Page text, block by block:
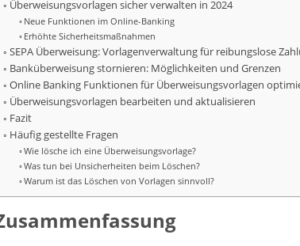
Überweisungsvorlagen sicher verwalten in 2024
Neue Funktionen im Online-Banking
Erhöhte Sicherheitsmaßnahmen
SEPA Überweisung: Vorlagenverwaltung für reibungslose
Banküberweisung stornieren: Möglichkeiten und Grenzen
Online Banking Funktionen für Überweisungsvorlagen
Überweisungsvorlagen bearbeiten und aktualisieren
Fazit
Häufig gestellte Fragen
Wie lösche ich eine Überweisungsvorlage?
Was tun bei Unsicherheiten beim Löschen?
Warum ist das Löschen von Vorlagen sinnvoll?